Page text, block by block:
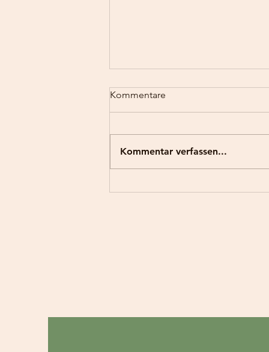
Neuer Artikel vom "Versteck-
Kommentare
Kommentar verfassen...